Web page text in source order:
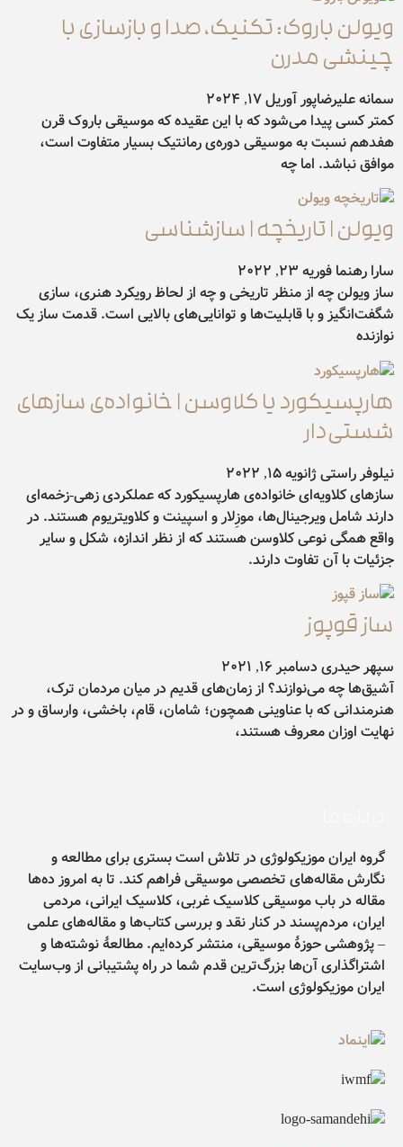
ویولن باروک: تکنیک، صدا و بازسازی با
چینشی مدرن
سمانه علیرضاپور آوریل 17, 2024
کمتر کسی پیدا می‌شود که با این عقیده که موسیقی باروک قرن
هفدهم نسبت به موسیقی دوره‌ی رمانتیک بسیار متفاوت است،
موافق نباشد. اما چه
ویولن | تاریخچه | سازشناسی
سارا رهنما فوریه 23, 2022
ساز ویولن چه از منظر تاریخی و چه از لحاظ رویکرد هنری، سازی
شگفت‌انگیز و با قابلیت‌ها و توانایی‌های بالایی است. قدمت ساز یک
نوازنده
هارپسیکورد یا کلاوسن | خانواده‌ی سازهای
شستی‌دار
نیلوفر راستیژانویه 15, 2022
سازهای کلاویه‌ای خانواده‌ی هارپسیکورد که عملکردی زهی-زخمه‌ای
دارند شامل ویرجینال‌ها، موزِلار و اسپینت و کلاویتریوم هستند. در
واقع همگی نوعی کلاوسن هستند که از نظر اندازه، شکل و سایر
جزئیات با آن تفاوت دارند.
ساز قوپوز
سپهر حیدری دسامبر 16, 2021
آشیق‌ها چه می‌نوازند؟ از زمان‌های قدیم در میان مردمان ترک،
هنرمندانی که با عناوینی همچون؛ شامان، قام، باخشی، وارساق و در
نهایت اوزان معروف هستند،
گروه ایران موزیکولوژی در تلاش است بستری برای مطالعه و
نگارش مقاله‌های تخصصی موسیقی فراهم کند. تا به امروز ده‌ها
مقاله در باب موسیقی کلاسیک غربی، کلاسیک ایرانی، مردمی
ایران، مردم‌پسند در کنار نقد و بررسی کتاب‌ها و مقاله‌های علمی
– پژوهشی حوزۀ موسیقی، منتشر کرده‌ایم. مطالعۀ نوشته‌ها و
اشتراگذاری آن‌ها بزرگ‌ترین قدم شما در راه پشتیبانی از وب‌سایت
ایران موزیکولوژی است.